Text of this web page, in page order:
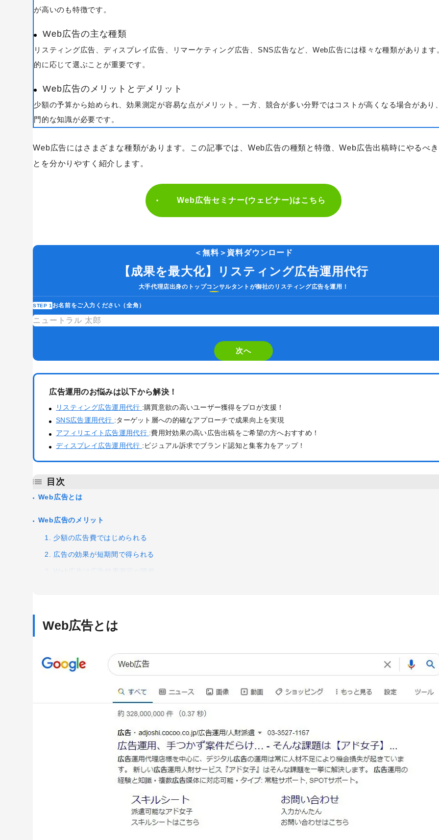
キーワードから記事を検索 カテゴリーから記事を検索
人気のキーワード
Googleアナリティクス Google広告 HubSpot LP(ランディングページ)
コンテンツマーケティング
サイト改善 ディスプレイ広告 フレームワーク ホワイトペーパー メ
採用サイト 調査レポート
が高いのも特徴です。
Web広告の主な種類
リスティング広告、ディスプレイ広告、リマーケティング広告、SNS広告など、Web広告には様々な種類があります
的に応じて選ぶことが重要です。
Web広告のメリットとデメリット
少額の予算から始められ、効果測定が容易な点がメリット。一方、競合が多い分野ではコストが高くなる場合があり
門的な知識が必要です。
Web広告にはさまざまな種類があります。この記事では、Web広告の種類と特徴、Web広告出稿時にやるべき
とを分かりやすく紹介します。
Web広告セミナー(ウェビナー)はこちら
＜無料＞資料ダウンロード
【成果を最大化】リスティング広告運用代行
大手代理店出身のトップコンサルタントが御社のリスティング広告を運用！
STEP 1 お名前をご入力ください（全角）
are
this
field
次へ
広告運用のお悩みは以下から解決！
リスティング広告運用代行 :購買意欲の高いユーザー獲得をプロが支援！
SNS広告運用代行 :ターゲット層への的確なアプローチで成果向上を実現
アフィリエイト広告運用代行 :費用対効果の高い広告出稿をご希望の方へおすすめ！
ディスプレイ広告運用代行 :ビジュアル訴求でブランド認知と集客力をアップ！
目次
Web広告とは
Web広告のメリット
1. 少額の広告費ではじめられる
2. 広告の効果が短期間で得られる
3. Web広告は広告効果測定が簡単
Web広告のデメリット
多角的な視点が必須
競合が多いキーワードはクリック単価が高くなる
Web広告にはどんな種類がある？
ディスプレイ広告、DSP広告
主なディスプレイ広告例
リマーケティング、リターゲティング広告
主なリマーケティング、リターゲティング広告例
Web広告とは